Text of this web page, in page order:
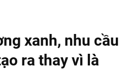
xanh, nhu cầu
ra thay vì là